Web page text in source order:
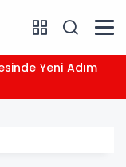
Yeni Adım